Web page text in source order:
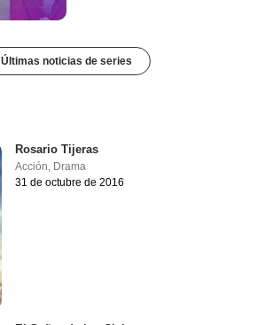
Últimas noticias de series
Rosario Tijeras
Acción Drama
31 de octubre de 2016